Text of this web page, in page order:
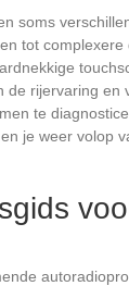
soms
tot
rijervaring en
te
je weer volop